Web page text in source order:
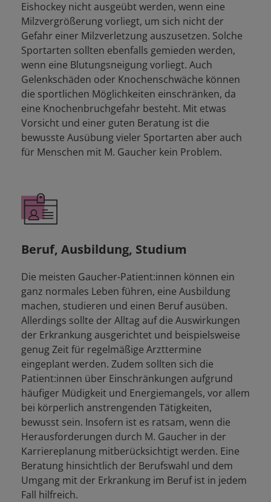
Eishockey nicht ausgeübt werden, wenn eine
Milzvergrößerung vorliegt, um sich nicht der
Gefahr einer Milzverletzung auszusetzen. Solche
Sportarten sollten ebenfalls gemieden werden,
wenn eine Blutungsneigung vorliegt. Auch
Gelenkschäden oder Knochenschwäche können
die sportlichen Möglichkeiten einschränken, da
eine Knochenbruchgefahr besteht. Mit etwas
Vorsicht und einer guten Beratung ist die
bewusste Ausübung vieler Sportarten aber auch
für Menschen mit M. Gaucher kein Problem.
Beruf, Ausbildung, Studium
Die meisten Gaucher-Patient:innen können ein
ganz normales Leben führen, eine Ausbildung
machen, studieren und einen Beruf ausüben.
Allerdings sollte der Alltag auf die Auswirkungen
der Erkrankung ausgerichtet und beispielsweise
genug Zeit für regelmäßige Arzttermine
eingeplant werden. Zudem sollten sich die
Patient:innen über Einschränkungen aufgrund
häufiger Müdigkeit und Energiemangels, vor allem
bei körperlich anstrengenden Tätigkeiten,
bewusst sein. Insofern ist es ratsam, wenn die
Herausforderungen durch M. Gaucher in der
Karriereplanung mitberücksichtigt werden. Eine
Beratung hinsichtlich der Berufswahl und dem
Umgang mit der Erkrankung im Beruf ist in jedem
Fall hilfreich.